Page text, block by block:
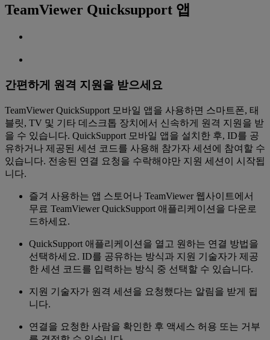
TeamViewer Quicksupport 앱
간편하게 원격 지원을 받으세요
TeamViewer QuickSupport 모바일 앱을 사용하면 스마트폰, 태
블릿, TV 및 기타 데스크톱 장치에서 신속하게 원격 지원을 받
을 수 있습니다. QuickSupport 모바일 앱을 설치한 후, ID를 공
유하거나 제공된 세션 코드를 사용해 참가자 세션에 참여할 수
있습니다. 전송된 연결 요청을 수락해야만 지원 세션이 시작됩
니다.
즐겨 사용하는 앱 스토어나 TeamViewer 웹사이트에서
무료 TeamViewer QuickSupport 애플리케이션을 다운로
드하세요.
QuickSupport 애플리케이션을 열고 원하는 연결 방법을
선택하세요. ID를 공유하는 방식과 지원 기술자가 제공
한 세션 코드를 입력하는 방식 중 선택할 수 있습니다.
지원 기술자가 원격 세션을 요청했다는 알림을 받게 됩
니다.
연결을 요청한 사람을 확인한 후 액세스 허용 또는 거부